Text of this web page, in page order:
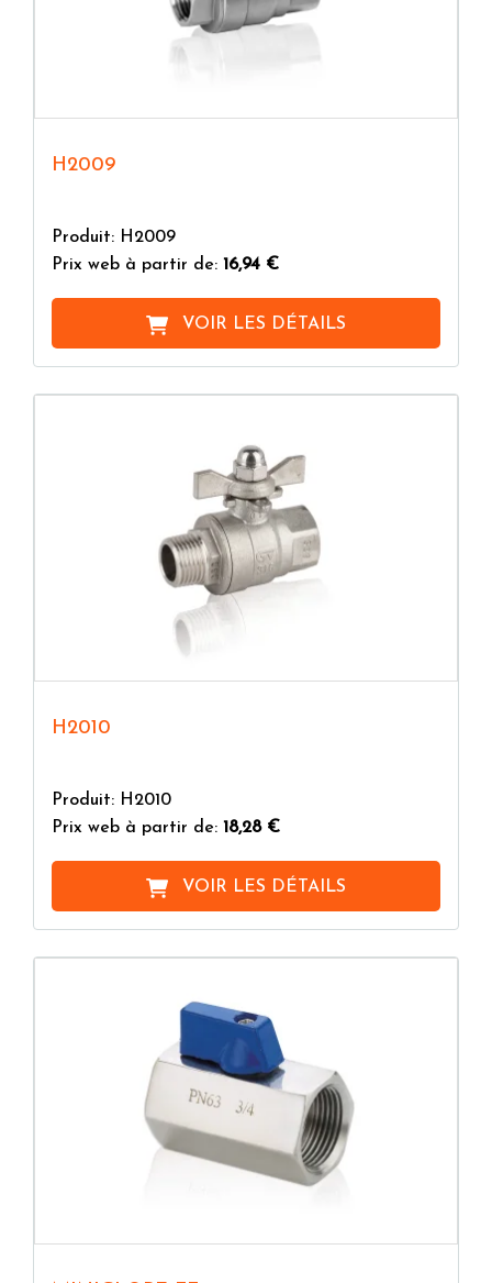
H2009
Produit: H2009
Prix web à partir de: 16,94 €
VOIR LES DÉTAILS
H2010
Produit: H2010
Prix web à partir de: 18,28 €
VOIR LES DÉTAILS